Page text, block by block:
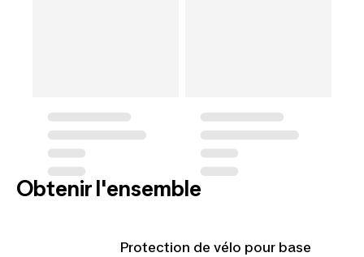
Obtenir l'ensemble
Protection de vélo pour base